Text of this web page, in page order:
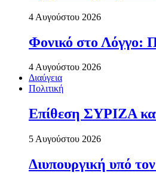
4 Αυγούστου 2026
Φονικό στο Λόγγο:
4 Αυγούστου 2026
Διαύγεια
Πολιτική
Επίθεση ΣΥΡΙΖΑ
5 Αυγούστου 2026
Διυπουργική υπό